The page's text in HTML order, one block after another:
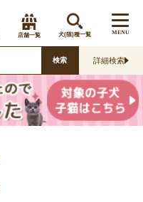
店舗一覧 犬(猫)種一覧 MENU
検索 詳細検索